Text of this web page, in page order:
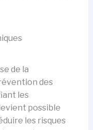
de la
des
les
possible
les risques